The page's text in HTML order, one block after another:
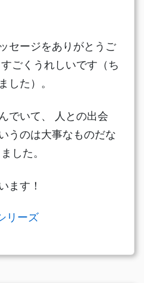
セージをありがとうご
ごくうれしいです（ち
した）。
でいて、 人との出会
うのは大事なものだな
した。
ます！
リーズ